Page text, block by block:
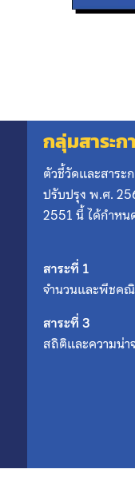
กลุ่มสาระ
ตัวชี้วัดและสาระ
ปรับปรุง พ.ศ.
2551 นี้ ได้กำหน
สาระที่ 1
จำนวนและพีชค
สาระที่ 3
สถิติและความน่า